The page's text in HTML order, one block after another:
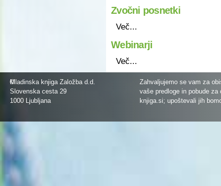
Zvočni posnetki
Več...
Webinarji
Več...
©
Mladinska knjiga Založba d.d.
Slovenska cesta 29
1000 Ljubljana
Zahvaljujemo se vam za
vaše predloge in pobude
knjiga.si; upoštevali jih